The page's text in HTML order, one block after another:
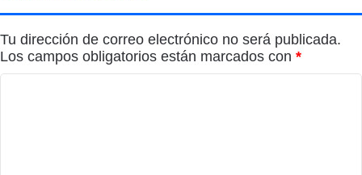
Tu dirección de correo electrónico no será publicada.
Los campos obligatorios están marcados con *